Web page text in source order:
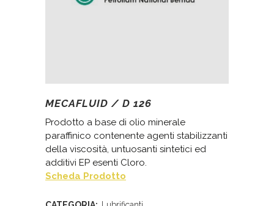
MECAFLUID / D 126
Prodotto a base di olio minerale
paraffinico contenente agenti stabilizzanti
della viscosità, untuosanti sintetici ed
additivi EP esenti Cloro.
Scheda Prodotto